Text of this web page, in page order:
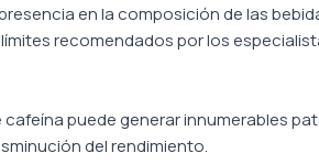
en la composición de las
recomendados por los
puede generar innumerables
del rendimiento.